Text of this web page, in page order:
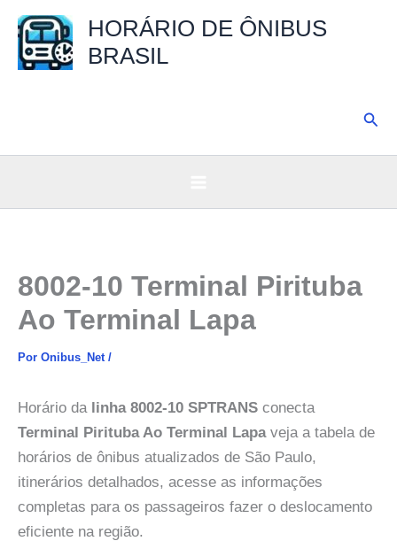
para
HORÁRIO DE ÔNIBUS
BRASIL
8002-10 Terminal Pirituba
Ao Terminal Lapa
Por Onibus_Net /
Horário da linha 8002-10 SPTRANS conecta
Terminal Pirituba Ao Terminal Lapaveja a tabela de
horários de ônibus atualizados de São Paulo,
itinerários detalhados, acesse as informações
completas para os passageiros fazer o deslocamento
eficiente na região.